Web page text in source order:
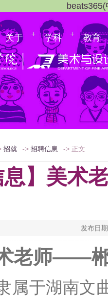
关于 学科 教育
招就 -> 招聘信息 -> 正文
息】美
发布日
老师——郴
属于湖南文